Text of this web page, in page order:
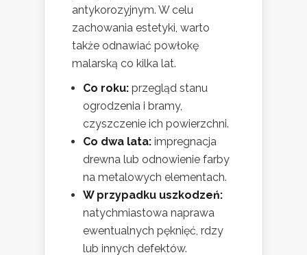
antykorozyjnym. W celu
zachowania estetyki, warto
także odnawiać powłokę
malarską co kilka lat.
Co roku: przegląd stanu
ogrodzenia i bramy,
czyszczenie ich powierzchni.
Co dwa lata: impregnacja
drewna lub odnowienie farby
na metalowych elementach.
W przypadku uszkodzeń:
natychmiastowa naprawa
ewentualnych pęknięć, rdzy
lub innych defektów.